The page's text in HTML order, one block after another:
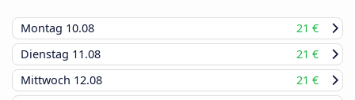
Montag 10.08
21 €
Dienstag 11.08
21 €
Mittwoch 12.08
21 €